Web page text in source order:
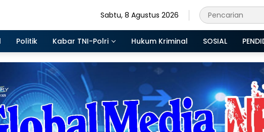
Sabtu, 8 Agustus 2026
Politik Kabar TNI-Polri Hukum Kriminal SOSIAL